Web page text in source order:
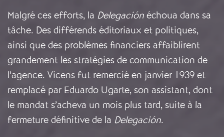
Malgré ces efforts, la Delegación échoua dans sa
tâche. Des différends éditoriaux et politiques,
ainsi que des problèmes financiers affaiblirent
grandement les stratégies de communication de
l’agence. Vicens fut remercié en janvier 1939 et
remplacé par Eduardo Ugarte, son assistant, dont
le mandat s’acheva un mois plus tard, suite à la
fermeture définitive de la Delegación.